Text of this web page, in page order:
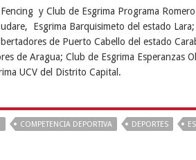
y Club de Esgrima Programa
Esgrima Barquisimeto del estado
de Puerto Cabello del estado
de Aragua; Club de Esgrima Esperanzas
UCV del Distrito Capital.
COMPETENCIA DEPORTIVA DEPORTES